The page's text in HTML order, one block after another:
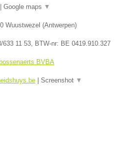
Google maps ▼
Wuustwezel (Antwerpen)
633 11 53, BTW-nr: BE 0419.910.327
BVBA
Screenshot ▼